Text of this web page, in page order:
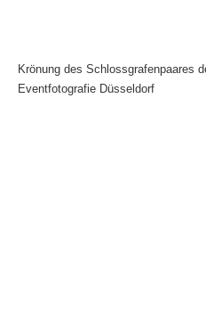
Krönung des Schlossgrafenpaares
Eventfotografie Düsseldorf